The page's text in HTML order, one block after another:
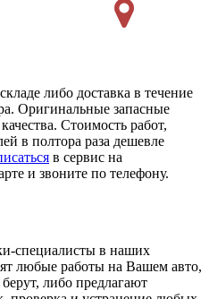
либо доставка в течение
Оригинальные запасные
Стоимость работ,
в полтора раза дешевле
в сервис на
и звоните по телефону.
специалисты в наших
любые работы на Вашем авто,
либо предлагают